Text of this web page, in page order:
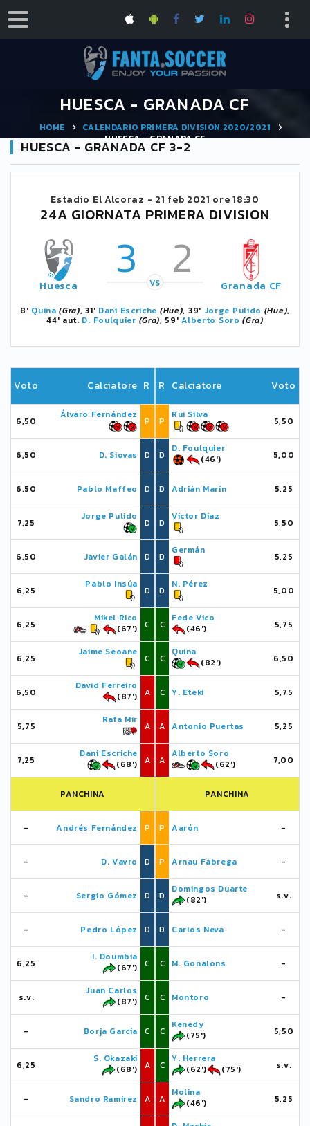
HUESCA - GRANADA CF
HOME
CALENDARIO PRIMERA DIVISION 2020/2021
HUESCA - GRANADA CF
HUESCA - GRANADA CF 3-2
Estadio El Alcoraz - 21 feb 2021 ore 18:30
24A GIORNATA PRIMERA DIVISION
Huesca 3 2
VS Granada CF
8' Quina (Gra), 31' Dani Escriche (Hue), 39' Jorge Pulido (Hue),
44' aut. D. Foulquier (Gra), 59'Alberto Soro (Gra)
Voto Calciatore R
6,50
Álvaro Fernández
P
6,50 D. Siovas D
6,50 Pablo Maffeo D
7,25
Jorge Pulido
D
6,50 Javier Galán D
6,25
Pablo Insúa
D
6,25
Mikel Rico
(67')
C
6,25
Jaime Seoane
C
6,50
David Ferreiro
(87')
A
5,75
Rafa Mir
A
7,25
Dani Escriche
(68')
A
PANCHINA
- Andrés Fernández P
- D. Vavro D
- Sergio Gómez D
- Pedro López D
6,25
I. Doumbia
(67')
C
s.v.
Juan Carlos
(87')
C
- Borja García C
6,25
S. Okazaki
(68')
A
- Sandro Ramírez A
R Calciatore Voto
P
Rui Silva
5,50
D
D. Foulquier
(46')
5,00
D Adrián Marín 5,25
D
Víctor Díaz
5,50
D
Germán
5,25
D
N. Pérez
5,00
C
Fede Vico
(46')
5,75
C
Quina
(82')
6,50
C Y. Eteki 5,75
A Antonio Puertas 5,25
A
Alberto Soro
(62')
7,00
PANCHINA
P Aarón -
P Arnau Fàbrega -
D
Domingos Duarte
(82')
s.v.
D Carlos Neva -
C M. Gonalons -
C Montoro -
C
Kenedy
(75')
5,50
C
Y. Herrera
(62')
(75') s.v.
A
Molina
(46')
5,25